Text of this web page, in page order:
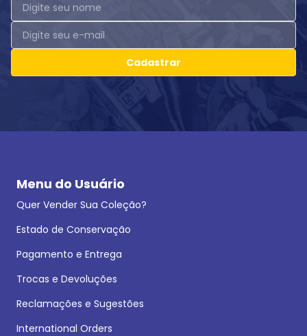
Cadastrar
Menu do Usuário
Quer Vender Sua Coleção?
Estado de Conservação
Pagamento e Entrega
Trocas e Devoluções
Reclamações e Sugestões
International Orders